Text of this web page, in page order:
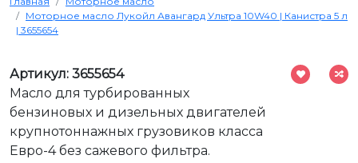
Моторное масло Лукойл Авангард Ультра 10W40 | Канистра 5 л
| 3655654
Артикул: 3655654
Масло для турбированных
бензиновых и дизельных двигателей
крупнотоннажных грузовиков класса
Евро-4 без сажевого фильтра.